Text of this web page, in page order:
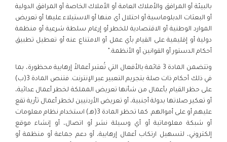
بالبيئة أو المرافق والأملاك العامة أو الأملاك الخاصة أو المرافق الدولية
أو البعثات الدبلوماسية أو احتلال أي منها أو الاستيلاء عليها أو تعريض
الموارد الوطنية أو الاقتصادية للخطر أو إرغام سلطة شرعية أو منظمة
دولية أو إقليمية على القيام بأي عمل أو الامتناع عنه أو تعطيل تطبيق
أحكام الدستور أو القوانين أو الأنظمة."
وتتضمن المادة 3 قائمة بالأفعال التي تُعتبر أعمالاً إرهابية محظورة، بما
في ذلك أحكام ذات صلة بتجريم التعبير عبر الإنترنت. فتنص المادة 3(ب)
على حظر القيام بأعمال من شأنها تعريض المملكة لخطر أعمال عدائية،
أو تعكير صلاتها بدولة أجنبية، أو تعريض الأردنيين لخطر أعمال ثأرية تقع
عليهم أو على أموالهم. كما تحظر المادة 3(هـ) استخدام نظام معلومات
أو شبكة معلوماتية أو أي وسيلة نشر أو اتصال، أو إنشاء موقع
إلكتروني، لتسهيل ارتكاب أعمال إرهابية، أو دعم جماعة أو منظمة أو